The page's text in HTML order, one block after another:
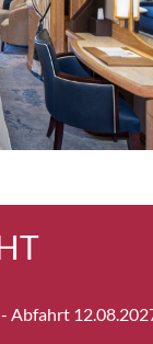
Star
[SS1]
- Abfahrt